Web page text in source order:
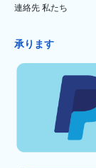
連絡先 私たち
承ります